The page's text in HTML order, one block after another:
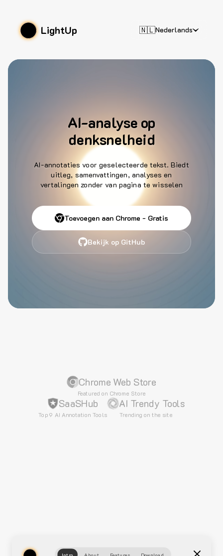
LightUp 🇳🇱Nederlands
AI-analyse op
denksnelheid
AI-annotaties voor geselecteerde tekst. Biedt
uitleg, samenvattingen, analyses en
vertalingen zonder van pagina te wisselen
Toevoegen aan Chrome - Gratis
Bekijk op GitHub
Chrome Web Store
Featured on Chrome Store
SaaSHub
Top 9 AI Annotation Tools
AI Trendy Tools
Trending on the site
Intro About Features Download